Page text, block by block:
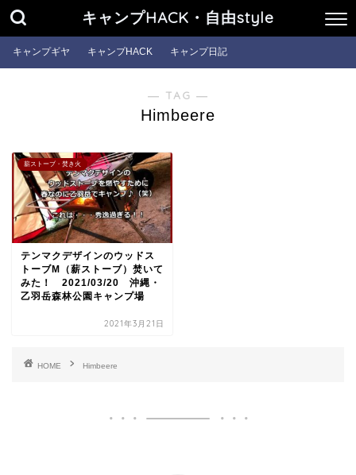
キャンプHACK・自由style
キャンプギヤ キャンプHACK キャンプ日記
― TAG ―
Himbeere
薪ストーブ・焚き火
テンマクデザインのウッドス
トーブM（薪ストーブ）焚いて
みた！ 2021/03/20 沖縄・
乙羽岳森林公園キャンプ場
2021年3月21日
HOME Himbeere